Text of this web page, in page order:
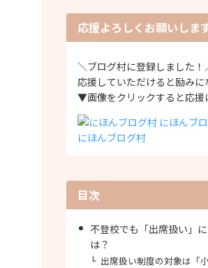
応援よろしくお願いしま
＼ブログ村に登録しました！
応援していただけると励みに
▼画像をクリックすると応
にほんブログ村
目次
不登校でも「出席扱い」
は？
出席扱い制度の対象は「